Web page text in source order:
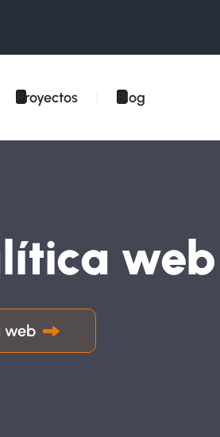
Proyectos Blog
web
web